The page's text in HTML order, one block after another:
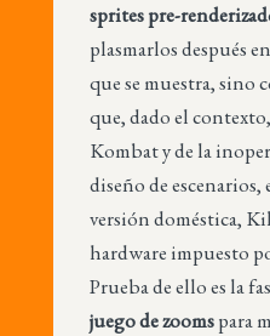
sprites pre-
plasmarlos después
que se muestra, sino
que, dado el
Kombat y de la
diseño de escenarios,
versión doméstica,
hardware impuesto
Prueba de ello es la
juego de zoomspara